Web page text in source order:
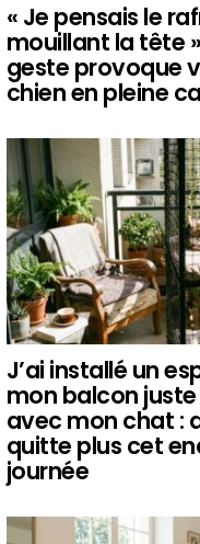
« Je pensais le
mouillant la tête
geste provoque
chien en pleine
J’ai installé un
mon balcon
avec mon chat :
quitte plus cet
journée